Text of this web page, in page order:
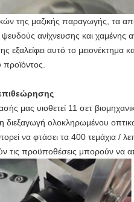
της μαζικής παραγωγής, τα
ανίχνευσης και χαμένης
εξαλείφει αυτό το
προϊόντος.
μας υιοθετεί 11 σετ
διεξαγωγή ολοκληρωμένου
να φτάσει τα 400 τεμάχια /
τις προϋποθέσεις μπορούν να